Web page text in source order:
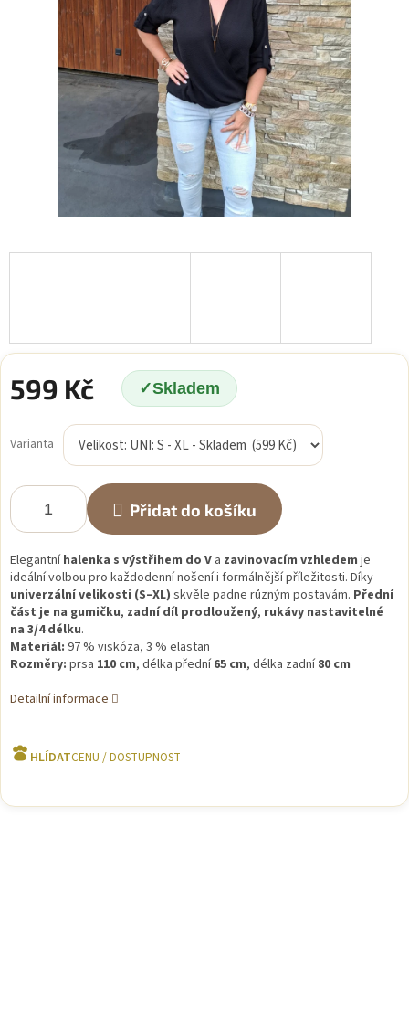
599 Kč Skladem
cena:
Varianta
Přidat do košíku
Elegantníhalenka s výstřihem do V a zavinovacím vzhledem je
ideální volbou pro každodenní nošení i formálnější příležitosti. Díky
univerzální velikosti (S–XL) skvěle padne různým postavám. Přední
část je na gumičku, zadní díl prodloužený, rukávy nastavitelné
na 3/4 délku.
Materiál: 97 % viskóza, 3 % elastan
Rozměry: prsa 110 cm, délka přední65 cm, délka zadní80 cm
Detailní informace
HLÍDAT